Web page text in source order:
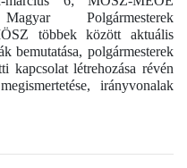
Polgármesterek
többek között aktuális
bemutatása, polgármesterek
kapcsolat létrehozása révén
irányvonalak